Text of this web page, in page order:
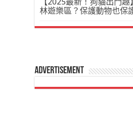
林遊樂區？保護動物也保
Advertisement